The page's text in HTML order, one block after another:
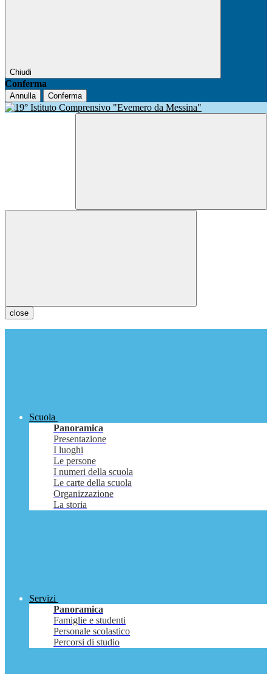
Chiudi
Conferma
Annulla Conferma
close
Scuola
Panoramica
Presentazione
I luoghi
Le persone
I numeri della scuola
Le carte della scuola
Organizzazione
La storia
Servizi
Panoramica
Famiglie e studenti
Personale scolastico
Percorsi di studio